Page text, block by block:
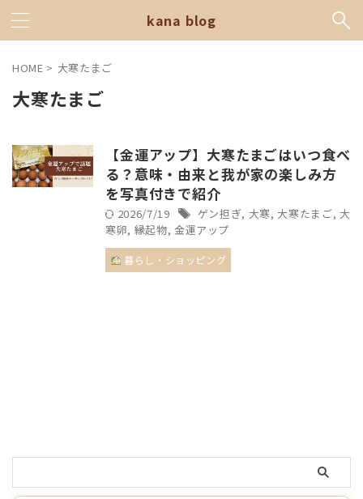
kana blog
HOME > 大寒たまご
大寒たまご
【金運アップ】大寒たまごはいつ食べ
る？意味・由来と我が家の楽しみ方
を写真付きで紹介
2026/7/19 ゲン担ぎ, 大寒,大寒たまご, 大
寒卵, 縁起物, 金運アップ
暮らし・ショッピング